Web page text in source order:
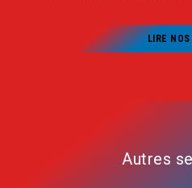
LIRE
Autres